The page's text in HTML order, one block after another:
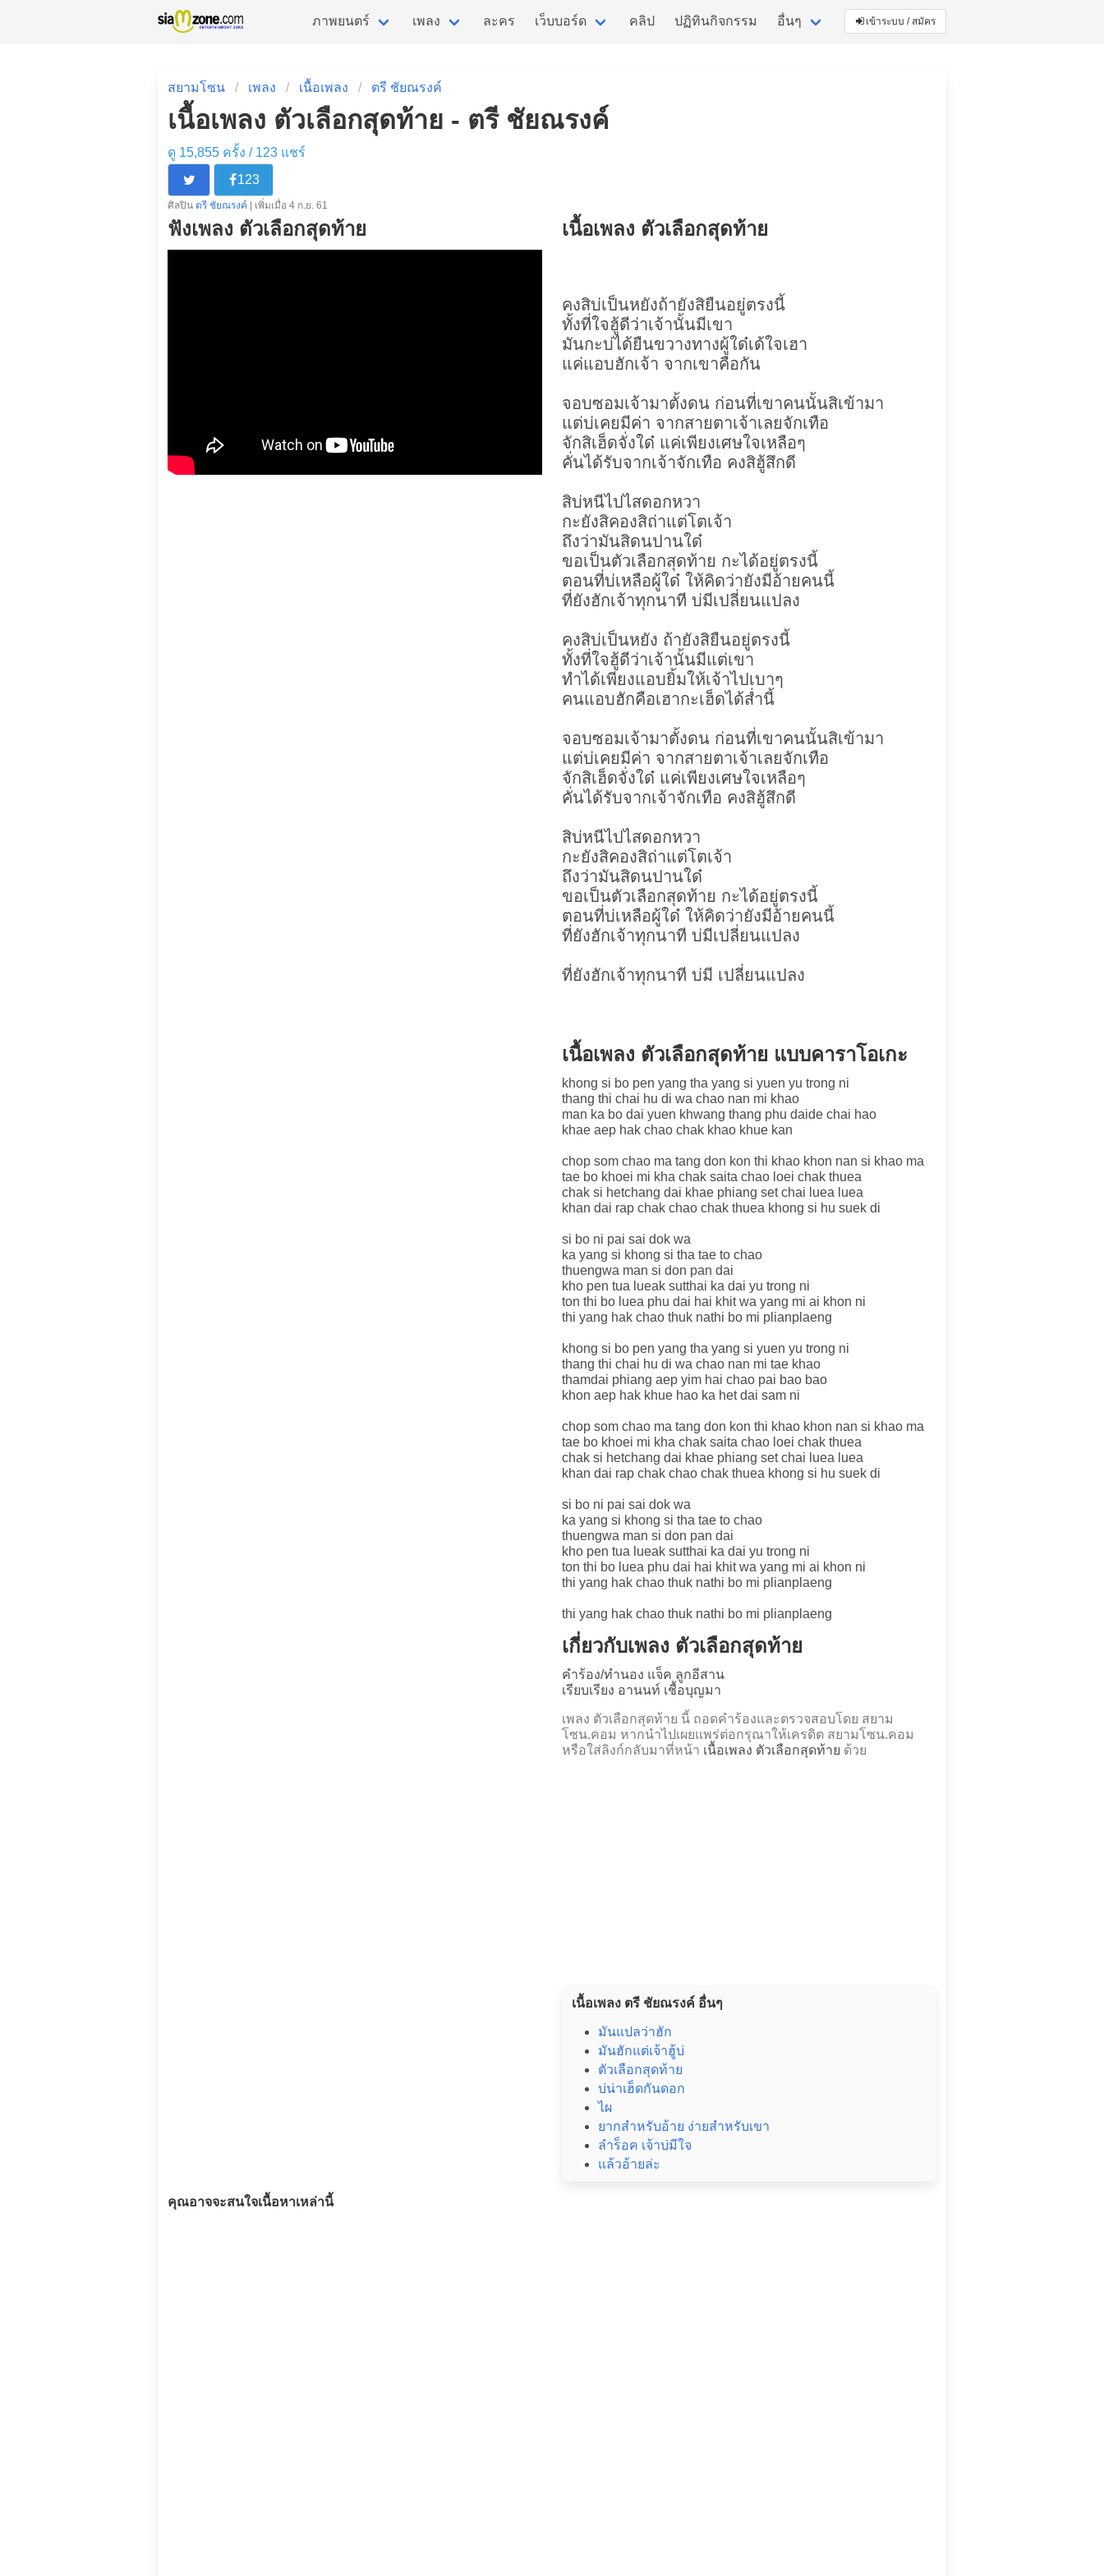
ภาพยนตร์ เพลง ละคร เว็บบอร์ด คลิป ปฏิทินกิจกรรม อื่นๆ เข้าระบบ / สมัคร
สยามโซน เพลง เนื้อเพลง ตรี ชัยณรงค์
เนื้อเพลง ตัวเลือกสุดท้าย - ตรี ชัยณรงค์
ดู 15,855 ครั้ง / 123 แชร์
123
ศิลปิน ตรี ชัยณรงค์ | เพิ่มเมื่อ 4 ก.ย. 61
ฟังเพลง ตัวเลือกสุดท้าย เนื้อเพลง ตัวเลือกสุดท้าย
คงสิบ่เป็นหยังถ้ายังสิยืนอยู่ตรงนี้
ทั้งที่ใจฮู้ดีว่าเจ้านั้นมีเขา
มันกะบ่ได้ยืนขวางทางผู้ใด๋เด้ใจเฮา
แค่แอบฮักเจ้า จากเขาคือกัน
จอบซอมเจ้ามาตั้งดน ก่อนที่เขาคนนั้นสิเข้ามา
แต่บ่เคยมีค่า จากสายตาเจ้าเลยจักเทือ
จักสิเฮ็ดจั่งใด๋ แค่เพียงเศษใจเหลือๆ
คั่นได้รับจากเจ้าจักเทือ คงสิฮู้สึกดี
สิบ่หนีไปไสดอกหวา
กะยังสิคองสิถ่าแต่โตเจ้า
ถึงว่ามันสิดนปานใด๋
ขอเป็นตัวเลือกสุดท้าย กะได้อยู่ตรงนี้
ตอนที่บ่เหลือผู้ใด๋ ให้คิดว่ายังมีอ้ายคนนี้
ที่ยังฮักเจ้าทุกนาที บ่มีเปลี่ยนแปลง
คงสิบ่เป็นหยัง ถ้ายังสิยืนอยู่ตรงนี้
ทั้งที่ใจฮู้ดีว่าเจ้านั้นมีแต่เขา
ทำได้เพียงแอบยิ้มให้เจ้าไปเบาๆ
คนแอบฮักคือเฮากะเฮ็ดได้ส่ำนี้
จอบซอมเจ้ามาตั้งดน ก่อนที่เขาคนนั้นสิเข้ามา
แต่บ่เคยมีค่า จากสายตาเจ้าเลยจักเทือ
จักสิเฮ็ดจั่งใด๋ แค่เพียงเศษใจเหลือๆ
คั่นได้รับจากเจ้าจักเทือ คงสิฮู้สึกดี
สิบ่หนีไปไสดอกหวา
กะยังสิคองสิถ่าแต่โตเจ้า
ถึงว่ามันสิดนปานใด๋
ขอเป็นตัวเลือกสุดท้าย กะได้อยู่ตรงนี้
ตอนที่บ่เหลือผู้ใด๋ ให้คิดว่ายังมีอ้ายคนนี้
ที่ยังฮักเจ้าทุกนาที บ่มีเปลี่ยนแปลง
ที่ยังฮักเจ้าทุกนาที บ่มี เปลี่ยนแปลง
เนื้อเพลง ตัวเลือกสุดท้าย แบบคาราโอเกะ
khong si bo pen yang tha yang si yuen yu trong ni
thang thi chai hu di wa chao nan mi khao
man ka bo dai yuen khwang thang phu daide chai hao
khae aep hak chao chak khao khue kan
chop som chao ma tang don kon thi khao khon nan si khao ma
tae bo khoei mi kha chak saita chao loei chak thuea
chak si hetchang dai khae phiang set chai luea luea
khan dai rap chak chao chak thuea khong si hu suek di
si bo ni pai sai dok wa
ka yang si khong si tha tae to chao
thuengwa man si don pan dai
kho pen tua lueak sutthai ka dai yu trong ni
ton thi bo luea phu dai hai khit wa yang mi ai khon ni
thi yang hak chao thuk nathi bo mi plianplaeng
khong si bo pen yang tha yang si yuen yu trong ni
thang thi chai hu di wa chao nan mi tae khao
thamdai phiang aep yim hai chao pai bao bao
khon aep hak khue hao ka het dai sam ni
chop som chao ma tang don kon thi khao khon nan si khao ma
tae bo khoei mi kha chak saita chao loei chak thuea
chak si hetchang dai khae phiang set chai luea luea
khan dai rap chak chao chak thuea khong si hu suek di
si bo ni pai sai dok wa
ka yang si khong si tha tae to chao
thuengwa man si don pan dai
kho pen tua lueak sutthai ka dai yu trong ni
ton thi bo luea phu dai hai khit wa yang mi ai khon ni
thi yang hak chao thuk nathi bo mi plianplaeng
thi yang hak chao thuk nathi bo mi plianplaeng
เกี่ยวกับเพลง ตัวเลือกสุดท้าย
คำร้อง/ทำนอง แจ็ค ลูกอีสาน
เรียบเรียง อานนท์ เชื้อบุญมา
เพลง ตัวเลือกสุดท้าย นี้ ถอดคำร้องและตรวจสอบโดย สยาม
โซน.คอม หากนำไปเผยแพร่ต่อกรุณาให้เครดิต สยามโซน.คอม
หรือใส่ลิงก์กลับมาที่หน้า เนื้อเพลง ตัวเลือกสุดท้าย ด้วย
เนื้อเพลง ตรี ชัยณรงค์ อื่นๆ
มันแปลว่าฮัก
มันฮักแต่เจ้าฮู้บ่
ตัวเลือกสุดท้าย
บ่น่าเฮ็ดกันดอก
ไผ
ยากสำหรับอ้าย ง่ายสำหรับเขา
ลำร็อค เจ้าบ่มีใจ
แล้วอ้ายล่ะ
คุณอาจจะสนใจเนื้อหาเหล่านี้